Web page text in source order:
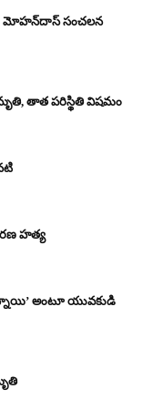
మోహన్‌దాస్‌ సంచలన
తాత పరిస్థితి విషమం
హత్య
అంటూ యువకుడి